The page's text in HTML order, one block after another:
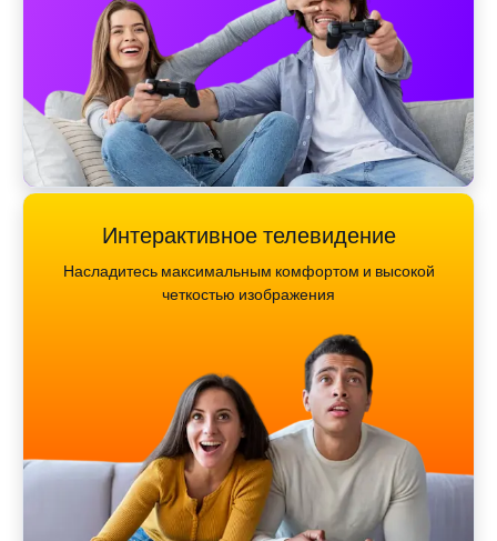
Интерактивное телевидение
Насладитесь максимальным комфортом и высокой
четкостью изображения